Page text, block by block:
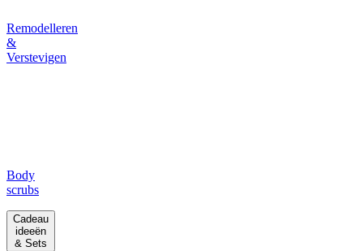
Remodelleren
&
Verstevigen
Body
scrubs
Cadeau
ideeën
& Sets